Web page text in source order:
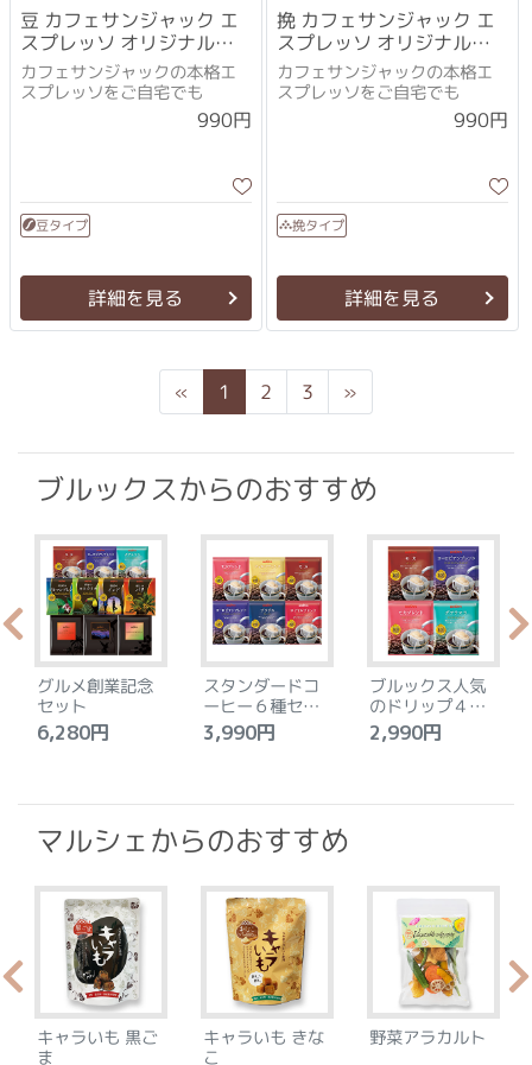
豆 カフェサンジャック エ
スプレッソ オリジナル
100g
カフェサンジャックの本格エ
スプレッソをご自宅でも
990円
豆タイプ
詳細を見る
挽 カフェサンジャック エ
スプレッソ オリジナル
100g
カフェサンジャックの本格エ
スプレッソをご自宅でも
990円
挽タイプ
詳細を見る
« Previous
1 2 3 »Next
ブルックスからのおすすめ
グルメ創業記念
セット
6,280円
スタンダードコ
ーヒー６種セッ
ト
3,990円
ブルックス人気
のドリップ４種
セット
2,990円
マルシェからのおすすめ
キャラいも 黒ご
ま
キャラいも きな
こ
野菜アラカルト